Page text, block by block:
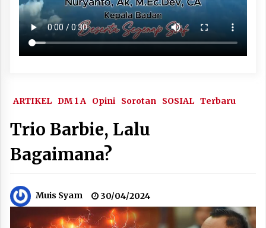
ARTIKEL DM 1 A Opini Sorotan SOSIAL Terbaru
Trio Barbie, Lalu
Bagaimana?
Muis Syam 30/04/2024